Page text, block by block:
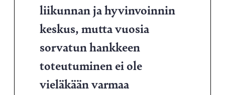
liikunnan ja hyvinvoinnin
keskus, mutta vuosia
sorvatun hankkeen
toteutuminen ei ole
vieläkään varmaa